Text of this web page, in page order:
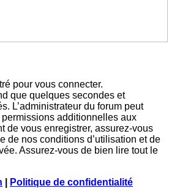
pour vous connecter.
que quelques secondes et
L’administrateur du forum peut
additionnelles aux
de vous enregistrer, assurez-vous
de nos conditions d’utilisation et de
Assurez-vous de bien lire tout le
Politique de confidentialité